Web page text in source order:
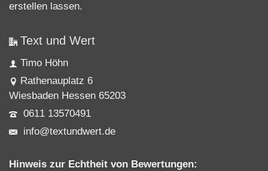
erstellen lassen.
Text und Wert
Timo Höhn
Rathenauplatz 6
Wiesbaden Hessen 65203
0611 13570491
info@textundwert.de
Hinweis zur Echtheit von Bewertungen: